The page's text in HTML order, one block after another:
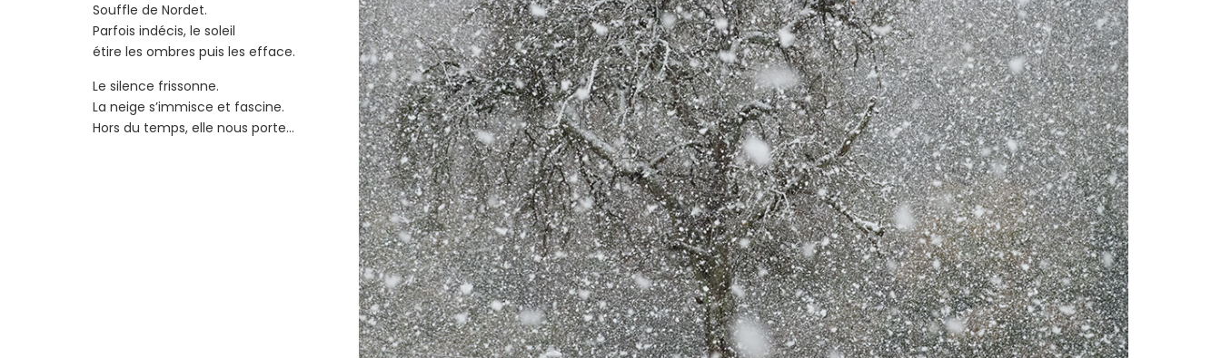
Souffle de Nordet.
Parfois indécis, le soleil
étire les ombres puis les efface.
Le silence frissonne.
La neige s’immisce et fascine.
Hors du temps, elle nous porte…